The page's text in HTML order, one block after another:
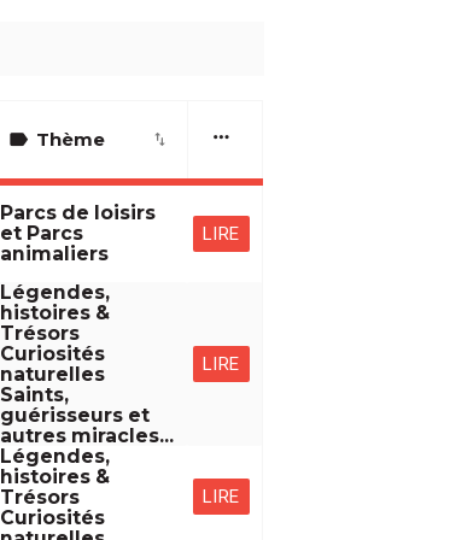
label Thème import_export more_horiz
Parcs de loisirs
et Parcs
animaliers
LIRE
Légendes,
histoires &
Trésors
Curiosités
naturelles
Saints,
guérisseurs et
autres miracles...
LIRE
Légendes,
histoires &
Trésors
Curiosités
LIRE